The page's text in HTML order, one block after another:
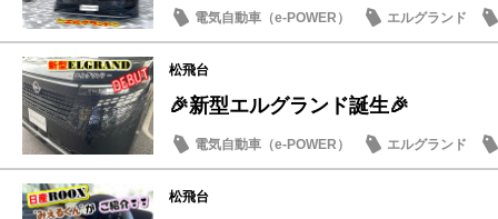
電気自動車（e-POWER）
エルグランド
日産のお店
松飛台
🎉新型エルグランド誕生🎉
電気自動車（e-POWER）
エルグランド
日産のお店
松飛台